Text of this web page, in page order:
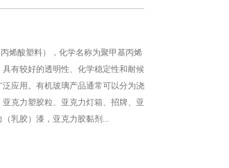
烯酸塑料），化学名称为聚甲基丙烯
有较好的透明性、化学稳定性和耐候
应用。有机玻璃产品通常可以分为浇
克力塑胶粒、亚克力灯箱、招牌、亚
乳胶）漆，亚克力胶黏剂...